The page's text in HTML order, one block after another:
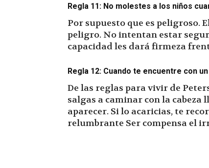
Regla 11: No molestes a los niños
Por supuesto que es peligroso.
peligro. No intentan estar
capacidad les dará firmeza
Regla 12: Cuando te encuentre con
De las reglas para vivir de
salgas a caminar con la cabeza
aparecer. Si lo acaricias, te
relumbrante Ser compensa el